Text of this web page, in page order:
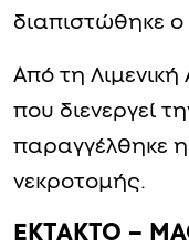
διαπιστώθηκε
Από τη
που διενεργεί
παραγγέλθηκε η
νεκροτομής.
ΕΚΤΑΚΤΟ –